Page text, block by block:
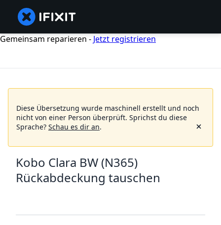
Gemeinsam reparieren - Jetzt registrieren
Diese Übersetzung wurde maschinell erstellt und noch
nicht von einer Person überprüft. Sprichst du diese
Sprache? Schau es dir an.
Kobo Clara BW (N365)
Rückabdeckung tauschen